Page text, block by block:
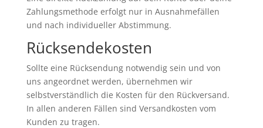
Zahlungsmethode erfolgt nur in Ausnahmefällen
und nach individueller Abstimmung.
Rücksendekosten
Sollte eine Rücksendung notwendig sein und von
uns angeordnet werden, übernehmen wir
selbstverständlich die Kosten für den Rückversand.
In allen anderen Fällen sind Versandkosten vom
Kunden zu tragen.